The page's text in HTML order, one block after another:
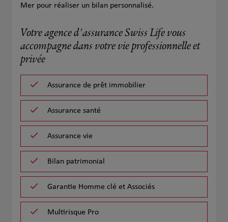
Mer pour réaliser un bilan personnalisé.
Votre agence d'assurance Swiss Life vous
accompagne dans votre vie professionnelle et
privée
Assurance de prêt immobilier
Assurance santé
Assurance vie
Bilan patrimonial
Garantie Homme clé et Associés
Multirisque Pro